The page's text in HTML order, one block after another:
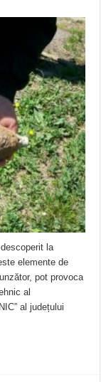
la
elemente de
pot provoca
al
al județului